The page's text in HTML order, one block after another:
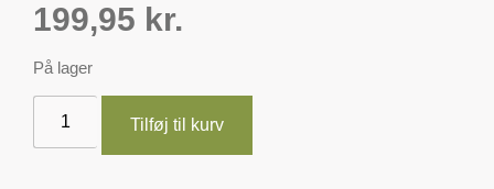
199,95 kr.
På lager
Tilføj til kurv